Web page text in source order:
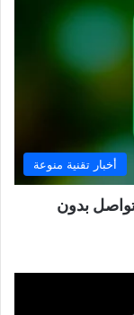
أخبار تقنية منوعة
بدون